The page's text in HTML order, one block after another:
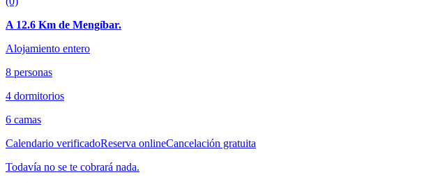
A 12.6 Km de Mengíbar.
Alojamiento entero
8 personas
4 dormitorios
6 camas
Calendario verificadoReserva onlineCancelación gratuita
Todavía no se te cobrará nada.